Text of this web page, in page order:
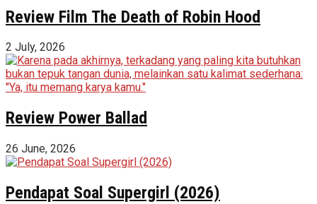
Review Film The Death of Robin Hood
2 July, 2026
Review Power Ballad
26 June, 2026
Pendapat Soal Supergirl (2026)